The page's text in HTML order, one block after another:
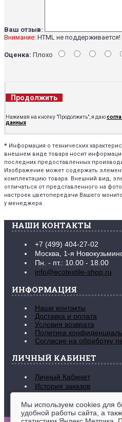
Ваш отзыв:
Внимание: HTML не
Оценка: Плохо
Продолжить
Нажимая на кнопку "Продолжить", я даю
данных
* Информация о технических
внешнем виде товара носит
последних предоставленных
Изображение может содержать
комплектацию товара. Внешний вид,
отличаться от представленного на
настроек цветопередачи Вашего
у менеджера.
НАШИ КОНТАКТЫ
+7 (499) 404-27-02
Москва, 1-я
Пн. - пт.: 10.00 - 18.00
info@ecotextile-shop.ru
ИНФОРМАЦИЯ
Наши контакты
Доставка и оплата
Условия возврата
Политика
Согласие на обработку
ЛИЧНЫЙ КАБИНЕТ
Личный Кабинет
История заказов
Закладки (0)
Рассылка новостей
Мы используем cookies для
удобной работы сайта, а